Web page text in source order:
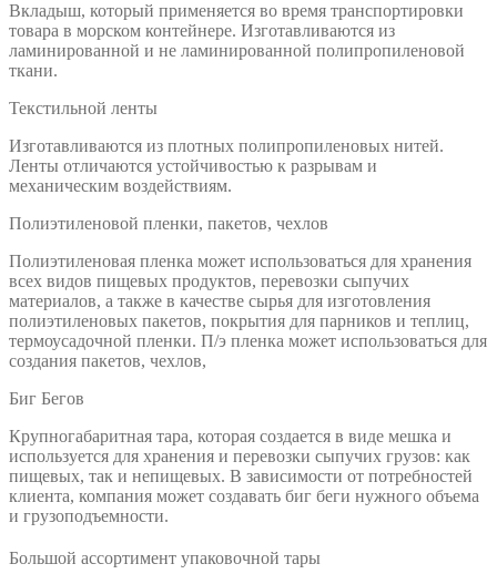
Вкладыш, который применяется во время транспортировки
товара в морском контейнере. Изготавливаются из
ламинированной и не ламинированной полипропиленовой
ткани.
Текстильной ленты
Изготавливаются из плотных полипропиленовых нитей.
Ленты отличаются устойчивостью к разрывам и
механическим воздействиям.
Полиэтиленовой пленки, пакетов, чехлов
Полиэтиленовая пленка может использоваться для хранения
всех видов пищевых продуктов, перевозки сыпучих
материалов, а также в качестве сырья для изготовления
полиэтиленовых пакетов, покрытия для парников и теплиц,
термоусадочной пленки. П/э пленка может использоваться для
создания пакетов, чехлов,
Биг Бегов
Крупногабаритная тара, которая создается в виде мешка и
используется для хранения и перевозки сыпучих грузов: как
пищевых, так и непищевых. В зависимости от потребностей
клиента, компания может создавать биг беги нужного объема
и грузоподъемности.
Большой ассортимент упаковочной тары